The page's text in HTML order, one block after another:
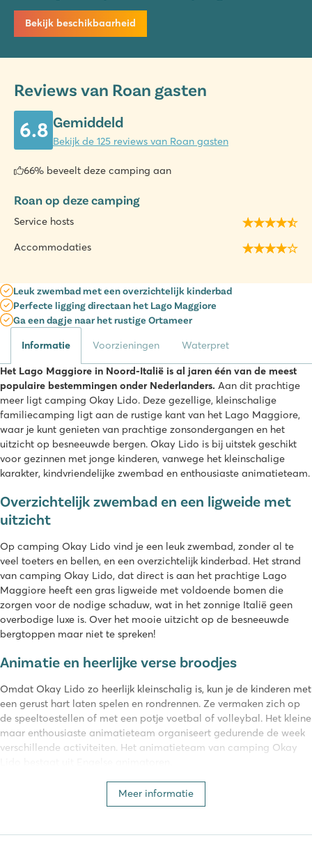
Bekijk beschikbaarheid
Reviews van Roan gasten
6.8 Gemiddeld
Bekijk de 125 reviews van Roan gasten
66% beveelt deze camping aan
Roan op deze camping
Service hosts
Accommodaties
Leuk zwembad met een overzichtelijk kinderbad
Perfecte ligging directaan het Lago Maggiore
Ga een dagje naar het rustige Ortameer
Informatie Voorzieningen Waterpret
Het Lago Maggiore in Noord-Italië is al jaren één van de meest
populaire bestemmingen onder Nederlanders. Aan dit prachtige
meer ligt camping Okay Lido. Deze gezellige, kleinschalige
familiecamping ligt aan de rustige kant van het Lago Maggiore,
waar je kunt genieten van prachtige zonsondergangen en het
uitzicht op besneeuwde bergen. Okay Lido is bij uitstek geschikt
voor gezinnen met jonge kinderen, vanwege het kleinschalige
karakter, kindvriendelijke zwembad en enthousiaste animatieteam.
Overzichtelijk zwembad en een ligweide met
uitzicht
Op camping Okay Lido vind je een leuk zwembad, zonder al te
veel toeters en bellen, en een overzichtelijk kinderbad. Het strand
van camping Okay Lido, dat direct is aan het prachtige Lago
Maggiore heeft een gras ligweide met voldoende bomen die
zorgen voor de nodige schaduw, wat in het zonnige Italië geen
overbodige luxe is. Over het mooie uitzicht op de besneeuwde
bergtoppen maar niet te spreken!
Animatie en heerlijke verse broodjes
Omdat Okay Lido zo heerlijk kleinschalig is, kun je de kinderen met
een gerust hart laten spelen en rondrennen. Ze vermaken zich op
de speeltoestellen of met een potje voetbal of volleybal. Het kleine
maar enthousiaste animatieteam organiseert gedurende de week
verschillende activiteiten. Het animatieteam van camping Okay
Heb je een eigen boot? Dan kun je deze in de haven bij de camping
geen supermarkt, er is een grotere supermarkt te vinden op 2,5
Meer informatie